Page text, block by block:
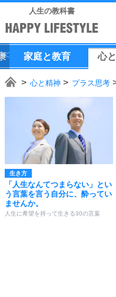
人生の教科書
家庭と教育 心と
心と精神 プラス思考
生き方
「人生なんてつまらない」とい
う言葉を言う自分に、酔ってい
ませんか。
人生に希望を持って生きる30の言葉